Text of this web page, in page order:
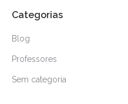
Categorias
Blog
Professores
Sem categoria